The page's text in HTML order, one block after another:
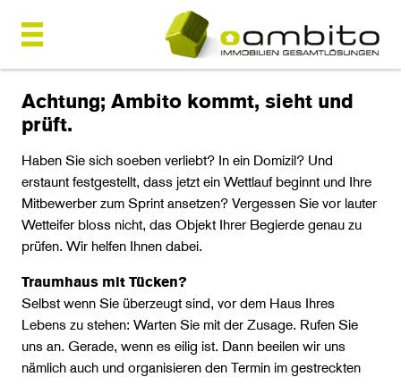
Achtung; Ambito kommt, sieht und
prüft.
Haben Sie sich soeben verliebt? In ein Domizil? Und
erstaunt festgestellt, dass jetzt ein Wettlauf beginnt und Ihre
Mitbewerber zum Sprint ansetzen? Vergessen Sie vor lauter
Wetteifer bloss nicht, das Objekt Ihrer Begierde genau zu
prüfen. Wir helfen Ihnen dabei.
Traumhaus mit Tücken?
Selbst wenn Sie überzeugt sind, vor dem Haus Ihres
Lebens zu stehen: Warten Sie mit der Zusage. Rufen Sie
uns an. Gerade, wenn es eilig ist. Dann beeilen wir uns
nämlich auch und organisieren den Termin im gestreckten